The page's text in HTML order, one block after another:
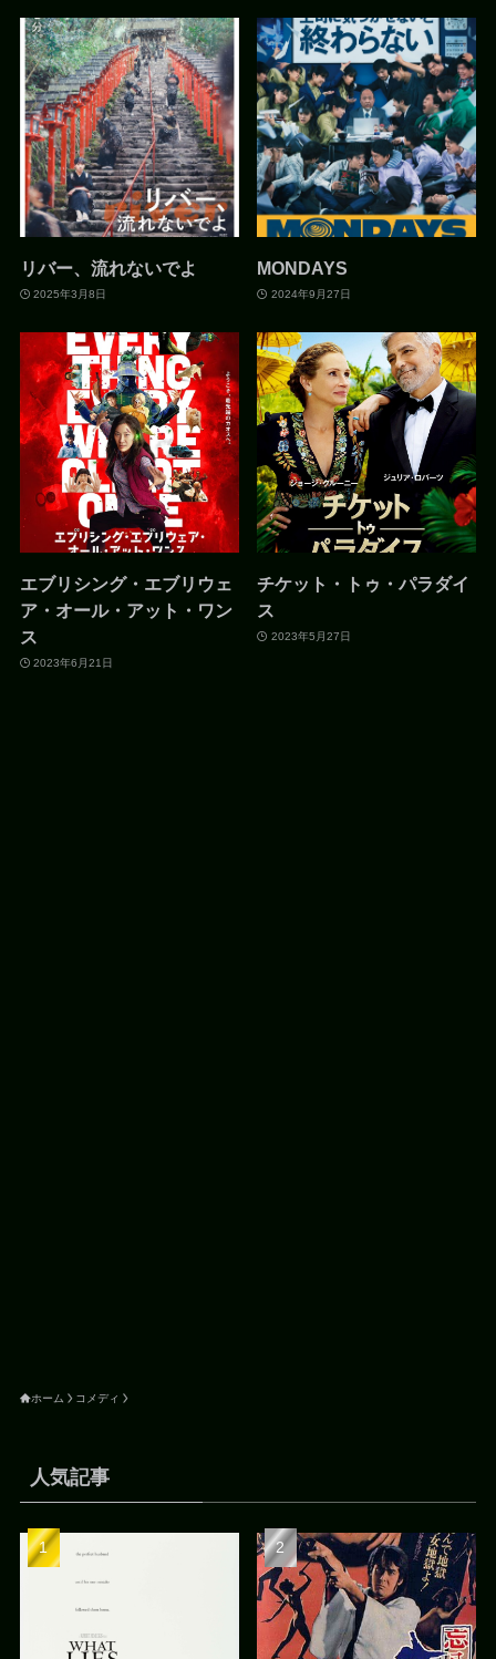
リバー、流れないでよ
2025年3月8日
MONDAYS
2024年9月27日
エブリシング・エブリウェ
ア・オール・アット・ワン
ス
2023年6月21日
チケット・トゥ・パラダイ
ス
2023年5月27日
ホーム コメディ
人気記事